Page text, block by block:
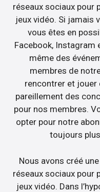
réseaux sociaux pour
jeux vidéo. Si jamais
vous êtes en
Facebook, Instagram
même des
membres de
rencontrer et jouer
pareillement des
pour nos membres.
opter pour notre
toujours
Nous avons créé
réseaux sociaux pour
jeux vidéo. Dans